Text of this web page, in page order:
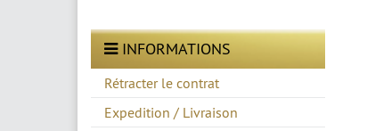
INFORMATIONS
Rétracter le contrat
Expedition / Livraison